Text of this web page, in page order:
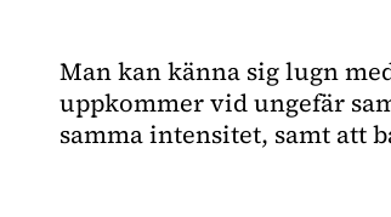
Man kan känna sig lugn
uppkommer vid ungefär
samma intensitet, samt att